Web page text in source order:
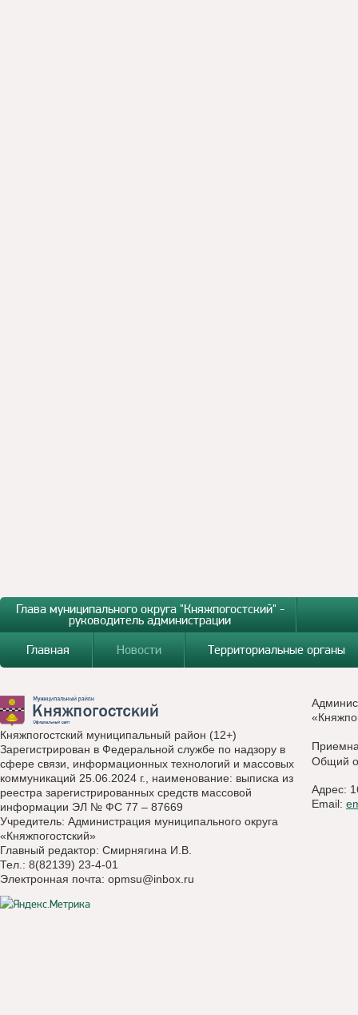
Глава муниципального округа "Княжпогостский" -
руководитель администрации
Главная
Новости Территориальные органы
Княжпогостский муниципальный район (12+)
Зарегистрирован в Федеральной службе по надзору в
сфере связи, информационных технологий и массовых
коммуникаций 25.06.2024 г., наименование: выписка из
реестра зарегистрированных средств массовой
информации ЭЛ № ФС 77 – 87669
Учредитель: Администрация муниципального округа
«Княжпогостский»
Главный редактор: Смирнягина И.В.
Тел.: 8(82139) 23-4-01
Электронная почта: opmsu@inbox.ru
Общий
Адрес:
Email: